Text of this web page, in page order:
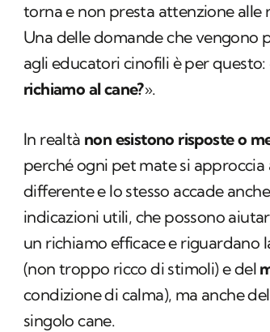
torna e non presta attenzione alle
Una delle domande che vengono
agli educatori cinofili è per questo:
richiamo al cane?».
In realtà non esistono risposte o
perché ogni pet mate si
differente e lo stesso accade
indicazioni utili, che possono
un richiamo efficace e riguardano
(non troppo ricco di stimoli) e del
condizione di calma), ma anche
singolo cane.